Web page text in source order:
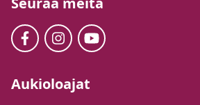
Aukioloajat